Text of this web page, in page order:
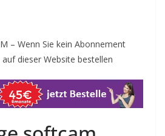
– Wenn Sie kein Abonnement
dieser Website bestellen